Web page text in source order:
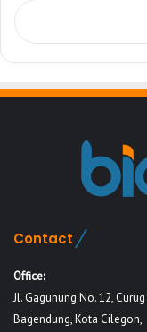
Contact
Office:
Jl. Gagunung No. 12,
Bagendung, Kota Cilegon,